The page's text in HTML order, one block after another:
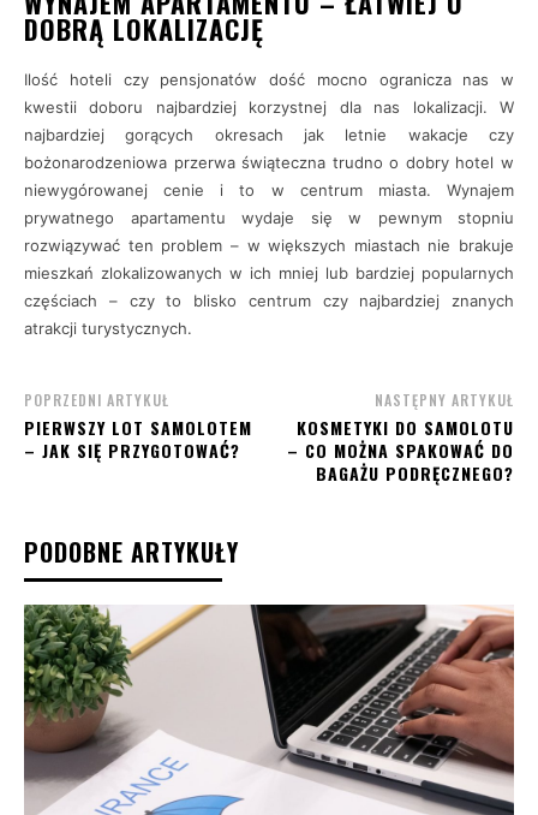
DOBRĄ LOKALIZACJĘ
Ilość hoteli czy pensjonatów dość mocno ogranicza nas w
kwestii doboru najbardziej korzystnej dla nas lokalizacji. W
najbardziej gorących okresach jak letnie wakacje czy
bożonarodzeniowa przerwa świąteczna trudno o dobry hotel w
niewygórowanej cenie i to w centrum miasta. Wynajem
prywatnego apartamentu wydaje się w pewnym stopniu
rozwiązywać ten problem – w większych miastach nie brakuje
mieszkań zlokalizowanych w ich mniej lub bardziej popularnych
częściach – czy to blisko centrum czy najbardziej znanych
atrakcji turystycznych.
POPRZEDNI ARTYKUŁ
PIERWSZY LOT SAMOLOTEM
– JAK SIĘ PRZYGOTOWAĆ?
NASTĘPNY ARTYKUŁ
KOSMETYKI DO SAMOLOTU
– CO MOŻNA SPAKOWAĆ DO
BAGAŻU PODRĘCZNEGO?
PODOBNE ARTYKUŁY